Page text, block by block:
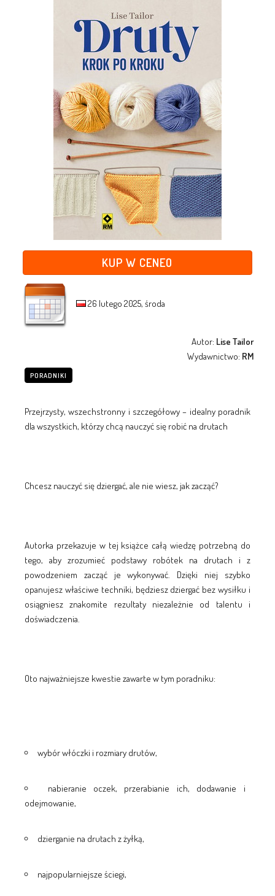
KUP W CENEO
26 lutego 2025, środa
Autor: Lise Tailor
Wydawnictwo: RM
PORADNIKI
Przejrzysty, wszechstronny i szczegółowy – idealny poradnik
dla wszystkich, którzy chcą nauczyć się robić na drutach
Chcesz nauczyć się dziergać, ale nie wiesz, jak zacząć?
Autorka przekazuje w tej książce całą wiedzę potrzebną do
tego, aby zrozumieć podstawy robótek na drutach i z
powodzeniem zacząć je wykonywać. Dzięki niej szybko
opanujesz właściwe techniki, będziesz dziergać bez wysiłku i
osiągniesz znakomite rezultaty niezależnie od talentu i
doświadczenia.
Oto najważniejsze kwestie zawarte w tym poradniku:
wybór włóczki i rozmiary drutów,
nabieranie oczek, przerabianie ich, dodawanie i
odejmowanie,
dzierganie na drutach z żyłką,
najpopularniejsze ściegi,